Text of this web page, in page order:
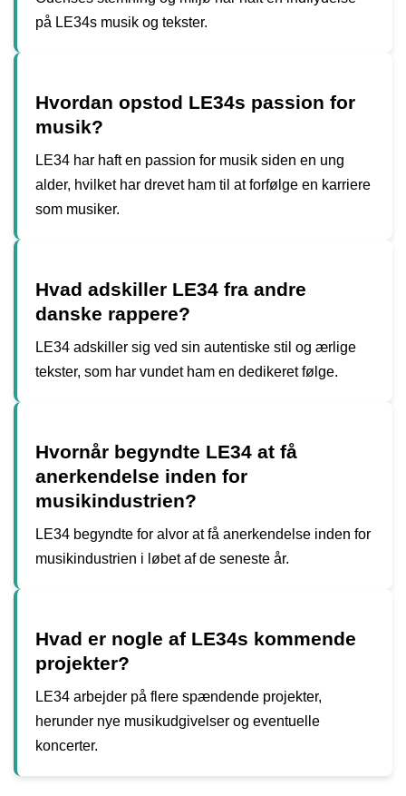
på LE34s musik og tekster.
Hvordan opstod LE34s passion for
musik?
LE34 har haft en passion for musik siden en ung
alder, hvilket har drevet ham til at forfølge en karriere
som musiker.
Hvad adskiller LE34 fra andre
danske rappere?
LE34 adskiller sig ved sin autentiske stil og ærlige
tekster, som har vundet ham en dedikeret følge.
Hvornår begyndte LE34 at få
anerkendelse inden for
musikindustrien?
LE34 begyndte for alvor at få anerkendelse inden for
musikindustrien i løbet af de seneste år.
Hvad er nogle af LE34s kommende
projekter?
LE34 arbejder på flere spændende projekter,
herunder nye musikudgivelser og eventuelle
koncerter.